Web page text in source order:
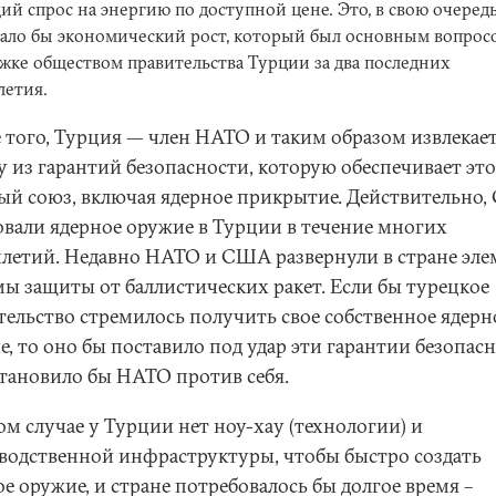
спрос на энергию по доступной цене. Это, в свою
бы экономический рост, который был основным
обществом правительства Турции за два последних
Турция — член НАТО и таким образом
из гарантий безопасности, которую обеспечивает
союз, включая ядерное прикрытие.
ядерное оружие в Турции в течение многих
Недавно НАТО и США развернули в стране
защиты от баллистических ракет. Если бы турецкое
стремилось получить свое собственное
то оно бы поставило под удар эти гарантии
бы НАТО против себя.
случае у Турции нет ноу-хау (технологии) и
инфраструктуры, чтобы быстро создать
оружие, и стране потребовалось бы долгое время –